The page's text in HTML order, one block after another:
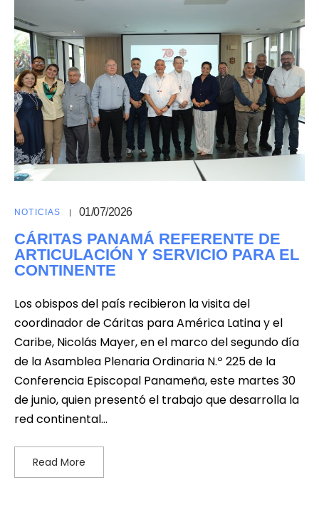
NOTICIAS 01/07/2026
CÁRITAS PANAMÁ REFERENTE DE
ARTICULACIÓN Y SERVICIO PARA EL
CONTINENTE
Los obispos del país recibieron la visita del
coordinador de Cáritas para América Latina y el
Caribe, Nicolás Mayer, en el marco del segundo día
de la Asamblea Plenaria Ordinaria N.º 225 de la
Conferencia Episcopal Panameña, este martes 30
de junio, quien presentó el trabajo que desarrolla la
red continental…
Read More